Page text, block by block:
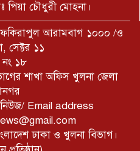
পিয়া চৌধুরী মোহনা।
ফকিরাপুল আরামবাগ ১০০০ /ও
সেক্টর ১১
১৮
শাখা অফিস খুলনা জেলা
Email address
ঢাকা ও খুলনা বিভাগ।